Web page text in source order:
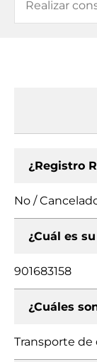
¿Registro
No /
¿Cuál es
901683158
¿Cuáles
Transporte de